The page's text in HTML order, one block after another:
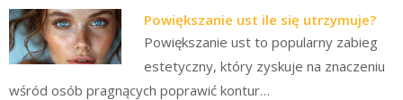
Powiększanie ust ile się utrzymuje?
Powiększanie ust to popularny zabieg
estetyczny, który zyskuje na znaczeniu
wśród osób pragnących poprawić kontur…